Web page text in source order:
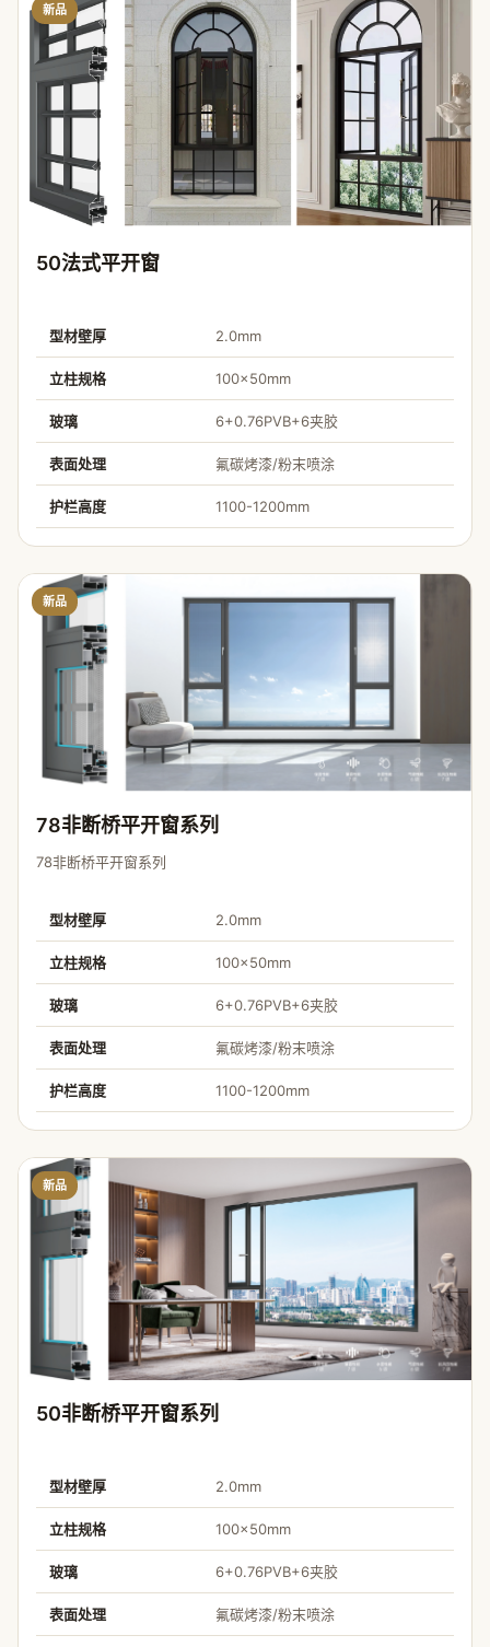
新品
50法式平开窗
型材壁厚 2.0mm
立柱规格 100×50mm
玻璃 6+0.76PVB+6夹胶
表面处理 氟碳烤漆/粉末喷涂
护栏高度 1100-1200mm
新品
78非断桥平开窗系列
78非断桥平开窗系列
型材壁厚 2.0mm
立柱规格 100×50mm
玻璃 6+0.76PVB+6夹胶
表面处理 氟碳烤漆/粉末喷涂
护栏高度 1100-1200mm
新品
50非断桥平开窗系列
型材壁厚 2.0mm
立柱规格 100×50mm
玻璃 6+0.76PVB+6夹胶
表面处理 氟碳烤漆/粉末喷涂